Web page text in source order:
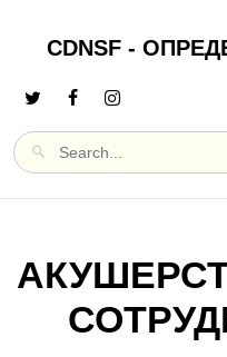
CDNSF -